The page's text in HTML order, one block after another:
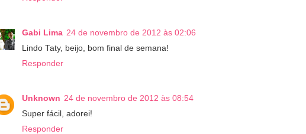
Gabi Lima 24 de novembro de 2012 às 02:06
Lindo Taty, beijo, bom final de semana!
Responder
Unknown 24 de novembro de 2012 às 08:54
Super fácil, adorei!
Responder